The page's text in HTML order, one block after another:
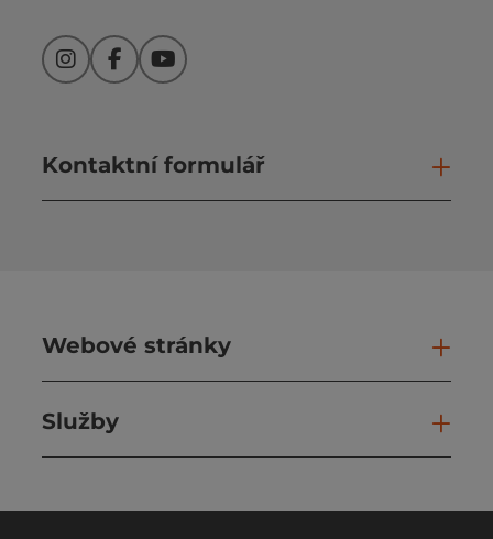
InstagramFacebookYouTube
Kontaktní formulář
Webové stránky
Služby